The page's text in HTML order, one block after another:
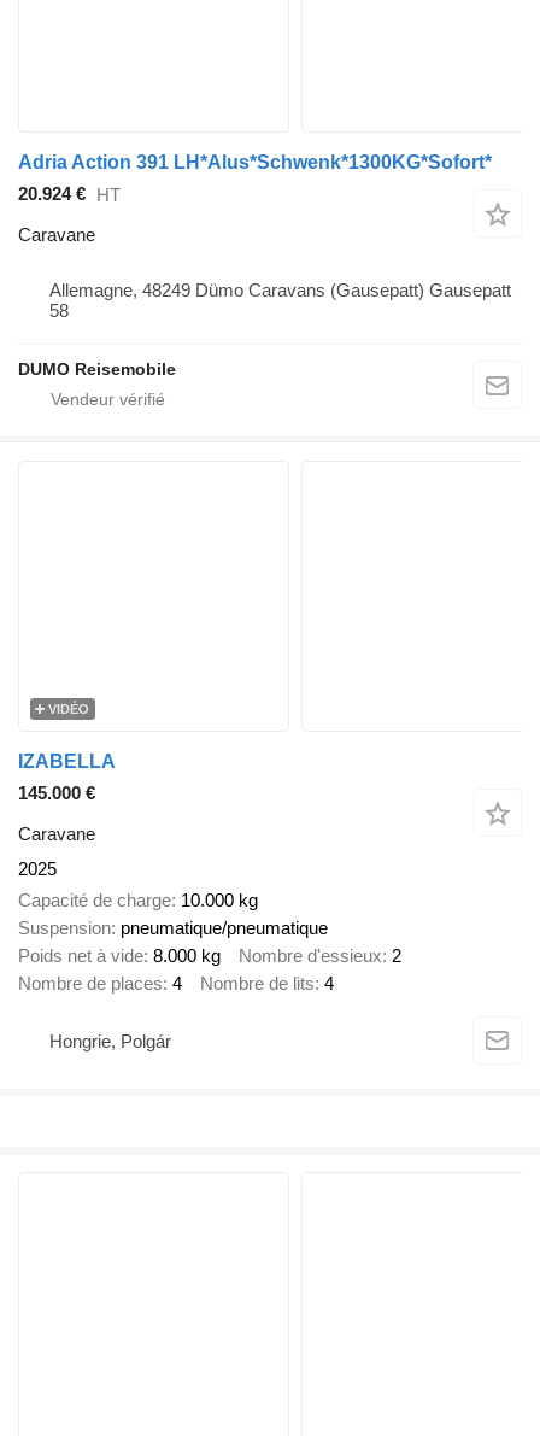
Adria Action 391 LH*Alus*Schwenk*1300KG*Sofort*
20.924 € HT
Caravane
Allemagne, 48249 Dümo Caravans (Gausepatt) Gausepatt
58
DUMO Reisemobile
VIDÉO
IZABELLA
145.000 €
Caravane
2025
Capacité de charge 10.000 kg
Suspension pneumatique/pneumatique
Poids net à vide 8.000 kg Nombre d'essieux 2
Nombre de places 4 Nombre de lits 4
Hongrie, Polgár